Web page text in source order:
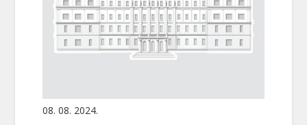
08. 08. 2024.